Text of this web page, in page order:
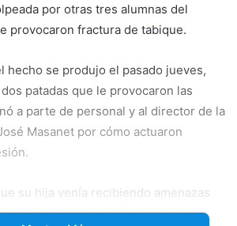
por otras tres alumnas del
provocaron fractura de tabique.
hecho se produjo el pasado jueves,
patadas que le provocaron las
a parte de personal y al director de la
Masanet por cómo actuaron
su hija venía recibiendo amenazas
a través de las redes sociales y